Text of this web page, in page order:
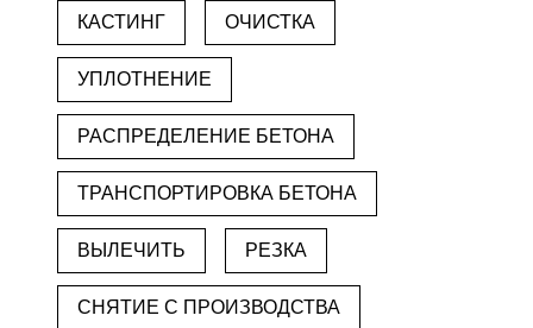
КАСТИНГ ОЧИСТКА
УПЛОТНЕНИЕ
РАСПРЕДЕЛЕНИЕ БЕТОНА
ТРАНСПОРТИРОВКА БЕТОНА
ВЫЛЕЧИТЬ РЕЗКА
СНЯТИЕ С ПРОИЗВОДСТВА